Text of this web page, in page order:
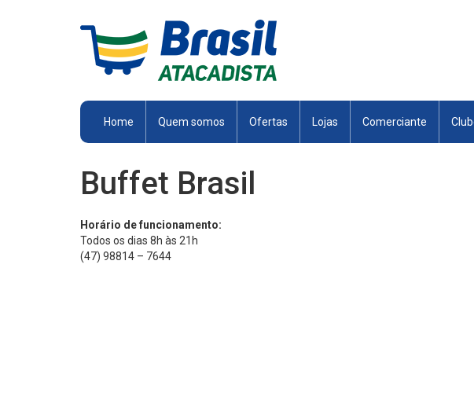
Brasil
Home Quem somos Ofertas Lojas Comerciante
Buffet Brasil
Horário de funcionamento:
Todos os dias 8h às 21h
(47) 98814 – 7644